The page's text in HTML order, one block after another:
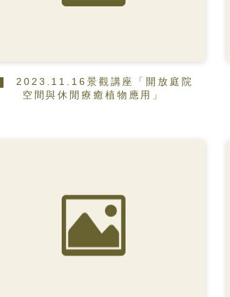
2023.11.16景觀講座「開放庭院
空間與休閒療癒植物應用」